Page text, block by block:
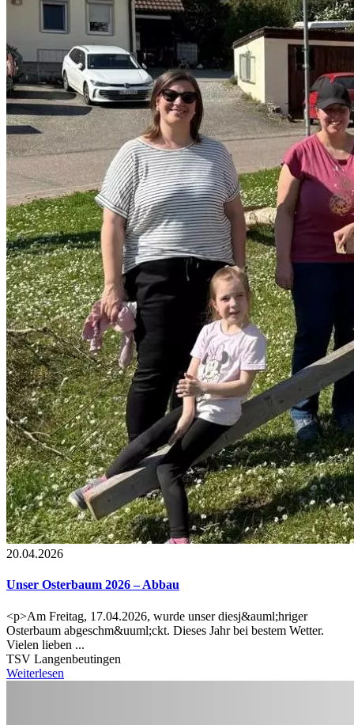
20.04.2026
Unser Osterbaum 2026 – Abbau
<p>Am Freitag, 17.04.2026, wurde unser diesj&auml;hriger
Osterbaum abgeschm&uuml;ckt. Dieses Jahr bei bestem Wetter.
Vielen lieben ...
TSV Langenbeutingen
Weiterlesen